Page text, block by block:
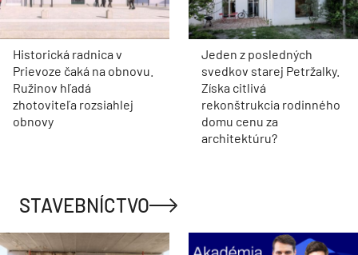
Historická radnica v
Prievoze čaká na obnovu.
Ružinov hľadá
zhotoviteľa rozsiahlej
obnovy
Jeden z posledných
svedkov starej Petržalky.
Získa citlivá
rekonštrukcia rodinného
domu cenu za
architektúru?
STAVEBNÍCTVO